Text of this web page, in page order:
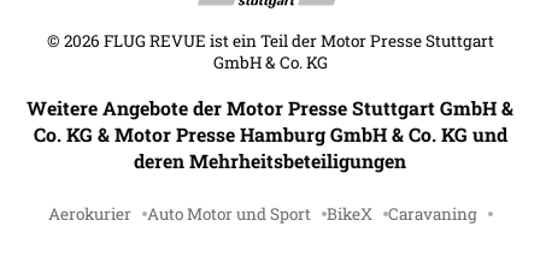
© 2026 FLUG REVUE ist ein Teil der Motor Presse Stuttgart
GmbH & Co. KG
Weitere Angebote der Motor Presse Stuttgart GmbH &
Co. KG & Motor Presse Hamburg GmbH & Co. KG und
deren Mehrheitsbeteiligungen
Aerokurier Auto Motor und Sport BikeX Caravaning